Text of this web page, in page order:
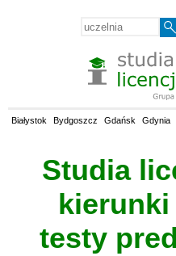
Białystok Bydgoszcz Gdańsk Gdynia
Studia
testy